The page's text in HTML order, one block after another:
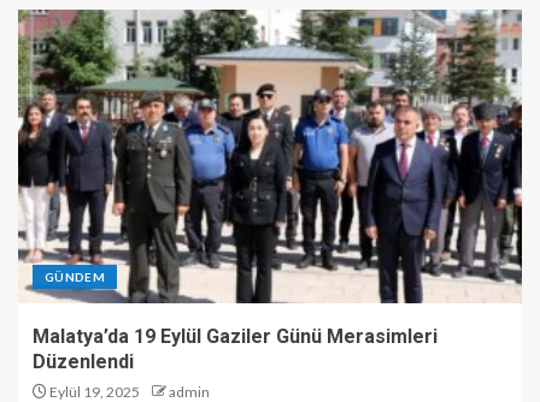
GÜNDEM
Malatya’da 19 Eylül Gaziler Günü Merasimleri
Düzenlendi
Eylül 19, 2025 admin